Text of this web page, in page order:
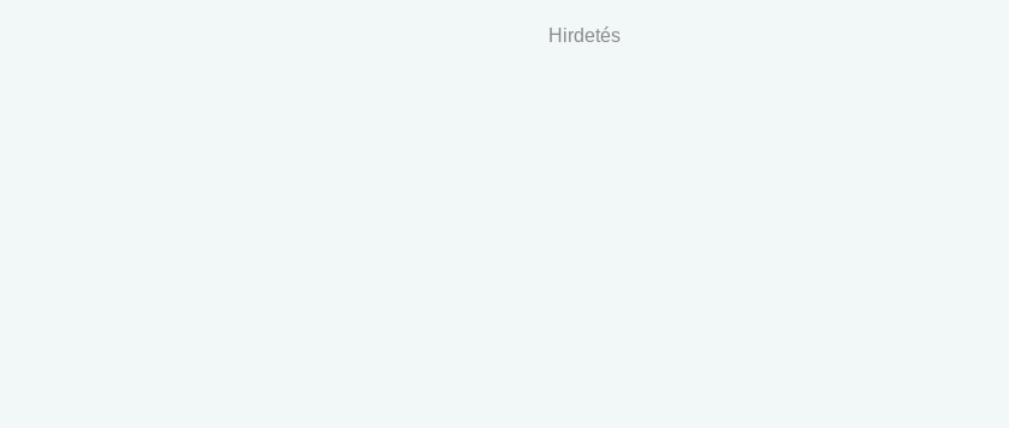
Hirdetés